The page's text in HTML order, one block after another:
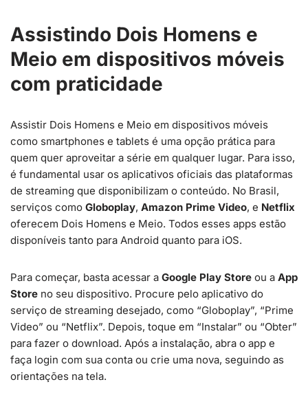
Assistindo Dois Homens e
Meio em dispositivos móveis
com praticidade
Assistir Dois Homens e Meio em dispositivos móveis
como smartphones e tablets é uma opção prática para
quem quer aproveitar a série em qualquer lugar. Para isso,
é fundamental usar os aplicativos oficiais das plataformas
de streaming que disponibilizam o conteúdo. No Brasil,
serviços como Globoplay, Amazon Prime Video, e Netflix
oferecem Dois Homens e Meio. Todos esses apps estão
disponíveis tanto para Android quanto para iOS.
Para começar, basta acessar a Google Play Store ou a App
Store no seu dispositivo. Procure pelo aplicativo do
serviço de streaming desejado, como “Globoplay”, “Prime
Video” ou “Netflix”. Depois, toque em “Instalar” ou “Obter”
para fazer o download. Após a instalação, abra o app e
faça login com sua conta ou crie uma nova, seguindo as
orientações na tela.